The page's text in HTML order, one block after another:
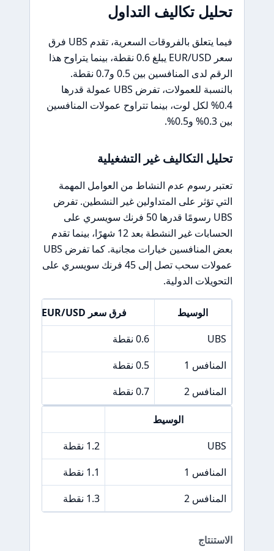
تحليل تكاليف التداول
فيما يتعلق بالفروقات السعرية، تقدم UBS فرق
سعر EUR/USD يبلغ 0.6 نقطة، بينما يتراوح هذا
الرقم لدى المنافسين بين 0.5 و0.7 نقطة.
بالنسبة للعمولات، تفرض UBS عمولة قدرها
0.4% لكل لوت، بينما تتراوح عمولات المنافسين
بين 0.3% و0.5%.
تحليل التكاليف غير التشغيلية
تعتبر رسوم عدم النشاط من العوامل المهمة
التي تؤثر على المتداولين غير النشطين. تفرض
UBS رسومًا قدرها 50 فرنك سويسري على
الحسابات غير النشطة بعد 12 شهرًا، بينما تقدم
بعض المنافسين خيارات مجانية. كما تفرض UBS
عمولات سحب تصل إلى 45 فرنك سويسري على
التحويلات الدولية.
الوسيط
فرق سعر EUR/USD
UBS
0.6 نقطة
المنافس 1
0.5 نقطة
المنافس 2
0.7 نقطة
الوسيط
UBS
1.2 نقطة
المنافس 1
1.1 نقطة
المنافس 2
1.3 نقطة
الاستنتاج